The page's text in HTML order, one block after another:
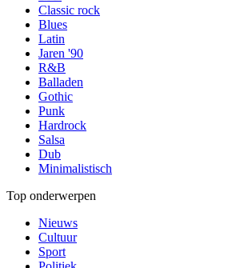
Classic rock
Blues
Latin
Jaren '90
R&B
Balladen
Gothic
Punk
Hardrock
Salsa
Dub
Minimalistisch
Top onderwerpen
Nieuws
Cultuur
Sport